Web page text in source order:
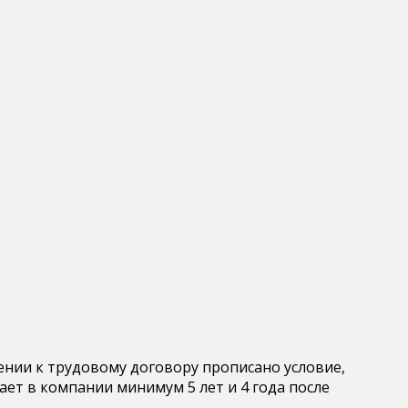
к трудовому договору прописано условие,
в компании минимум 5 лет и 4 года после